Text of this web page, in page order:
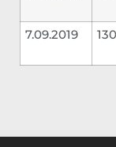
7.09.2019
130